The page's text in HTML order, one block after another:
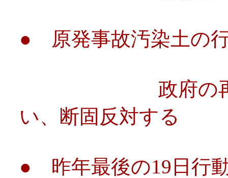
● 原発事故汚染土の
政府の再利用
い、断固反対する
● 昨年最後の19日行